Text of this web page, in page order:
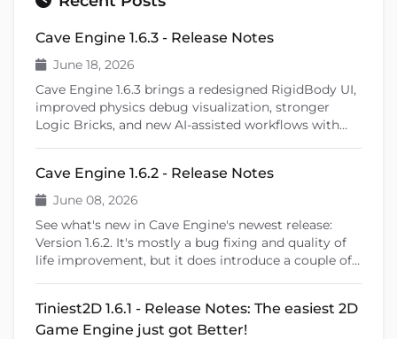
Cave Engine 1.6.3 - Release Notes
June 18, 2026
Cave Engine 1.6.3 brings a redesigned RigidBody UI,
improved physics debug visualization, stronger
Logic Bricks, and new AI-assisted workflows with
learning tools, and previews upcoming features like
shader editing and ragdoll physics.
Cave Engine 1.6.2 - Release Notes
June 08, 2026
See what's new in Cave Engine's newest release:
Version 1.6.2. It's mostly a bug fixing and quality of
life improvement, but it does introduce a couple of
Tiniest2D 1.6.1 - Release Notes: The easiest 2D
Game Engine just got Better!